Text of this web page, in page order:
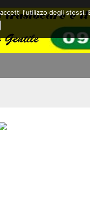
l'utilizzo degli